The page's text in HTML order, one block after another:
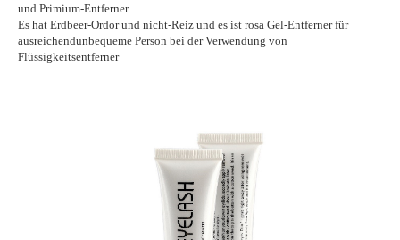
und Primium-Entferner.
Es hat Erdbeer-Ordor und nicht-Reiz und es ist rosa Gel-Entferner für
ausreichendunbequeme Person bei der Verwendung von
Flüssigkeitsentferner